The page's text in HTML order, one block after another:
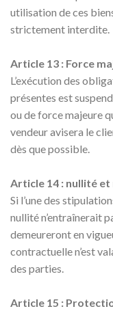
utilisation de ces
strictement interdite.
Article 13 : Force
L’exécution des
présentes est
ou de force majeure
vendeur avisera le
dès que possible.
Article 14 : nullité
Si l’une des
nullité n’entraînerait
demeureront en
contractuelle n’est
des parties.
Article 15 :